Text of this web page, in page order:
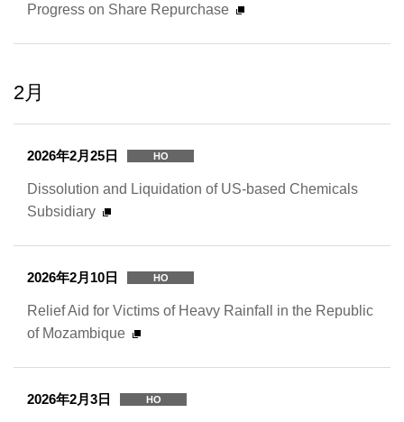
Progress on Share Repurchase
2月
2026年2月25日 HO
Dissolution and Liquidation of US-based Chemicals
Subsidiary
2026年2月10日 HO
Relief Aid for Victims of Heavy Rainfall in the Republic
of Mozambique
2026年2月3日 HO